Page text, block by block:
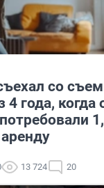
со
года, когда
13 724 20